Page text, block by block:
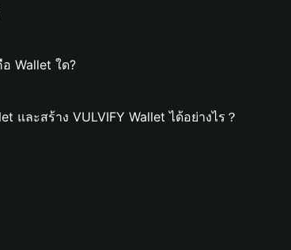
Wallet ใด?
และสร้าง VULVIFY Wallet ได้อย่างไร？